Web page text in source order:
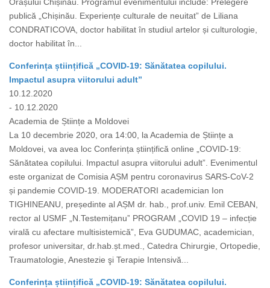
publică „Chișinău. Experiențe culturale de neuitat” de Liliana
CONDRATICOVA, doctor habilitat în studiul artelor și culturologie,
doctor habilitat în...
Conferința științifică „COVID-19: Sănătatea copilului.
Impactul asupra viitorului adult”
10.12.2020
- 10.12.2020
Academia de Științe a Moldovei
La 10 decembrie 2020, ora 14:00, la Academia de Științe a
Moldovei, va avea loc Conferința științifică online „COVID-19:
Sănătatea copilului. Impactul asupra viitorului adult”. Evenimentul
este organizat de Comisia AȘM pentru coronavirus SARS-CoV-2
și pandemie COVID-19. MODERATORI academician Ion
TIGHINEANU, președinte al AȘM dr. hab., prof.univ. Emil CEBAN,
rector al USMF „N.Testemițanuˮ PROGRAM „COVID 19 – infecție
virală cu afectare multisistemică”, Eva GUDUMAC, academician,
profesor universitar, dr.hab.șt.med., Catedra Chirurgie, Ortopedie,
Traumatologie, Anestezie şi Terapie Intensivă...
Conferința științifică „COVID-19: Sănătatea copilului.